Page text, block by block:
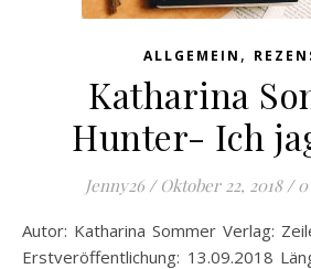
ALLGEMEIN ,
Katharina
Hunter- Ich
Jenny26 / Oktober 22, 2018 /
Autor: Katharina Sommer Verlag: Zeilengold Verlag Datum
Erstveröffentlichung: 13.09.2018